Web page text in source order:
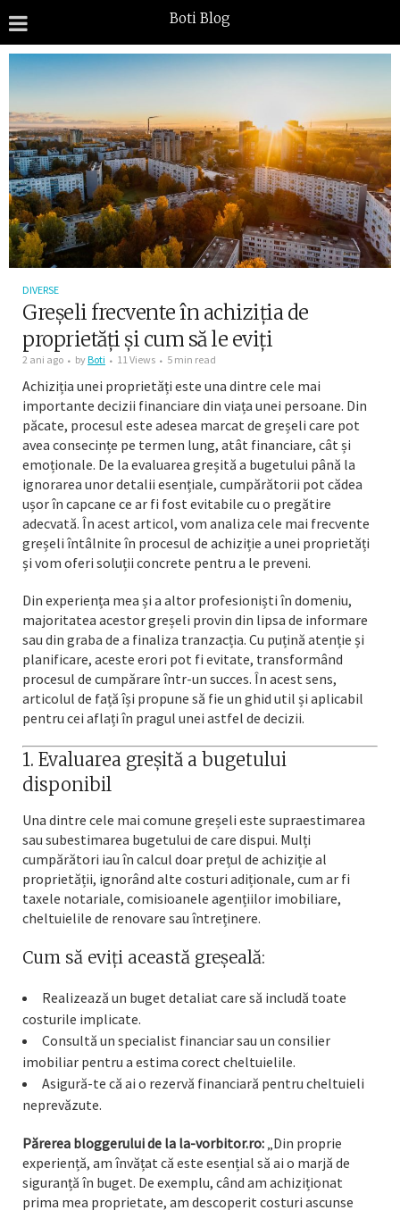
Boti Blog
DIVERSE
Greșeli frecvente în achiziția de
proprietăți și cum să le eviți
2 ani ago byBoti 11 Views 5 min read
Achiziția unei proprietăți este una dintre cele mai
importante decizii financiare din viața unei persoane. Din
păcate, procesul este adesea marcat de greșeli care pot
avea consecințe pe termen lung, atât financiare, cât și
emoționale. De la evaluarea greșită a bugetului până la
ignorarea unor detalii esențiale, cumpărătorii pot cădea
ușor în capcane ce ar fi fost evitabile cu o pregătire
adecvată. În acest articol, vom analiza cele mai frecvente
greșeli întâlnite în procesul de achiziție a unei proprietăți
și vom oferi soluții concrete pentru a le preveni.
Din experiența mea și a altor profesioniști în domeniu,
majoritatea acestor greșeli provin din lipsa de informare
sau din graba de a finaliza tranzacția. Cu puțină atenție și
planificare, aceste erori pot fi evitate, transformând
procesul de cumpărare într-un succes. În acest sens,
articolul de față își propune să fie un ghid util și aplicabil
pentru cei aflați în pragul unei astfel de decizii.
1. Evaluarea greșită a bugetului
disponibil
Una dintre cele mai comune greșeli este supraestimarea
sau subestimarea bugetului de care dispui. Mulți
cumpărători iau în calcul doar prețul de achiziție al
proprietății, ignorând alte costuri adiționale, cum ar fi
taxele notariale, comisioanele agențiilor imobiliare,
cheltuielile de renovare sau întreținere.
Cum să eviți această greșeală:
Realizează un buget detaliat care să includă toate
costurile implicate.
Consultă un specialist financiar sau un consilier
imobiliar pentru a estima corect cheltuielile.
Asigură-te că ai o rezervă financiară pentru cheltuieli
neprevăzute.
Părerea bloggerului de la la-vorbitor.ro: „Din proprie
experiență, am învățat că este esențial să ai o marjă de
siguranță în buget. De exemplu, când am achiziționat
prima mea proprietate, am descoperit costuri ascunse